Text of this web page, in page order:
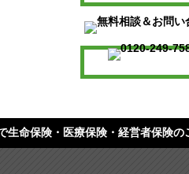
生命保険・医療保険・経営者保険